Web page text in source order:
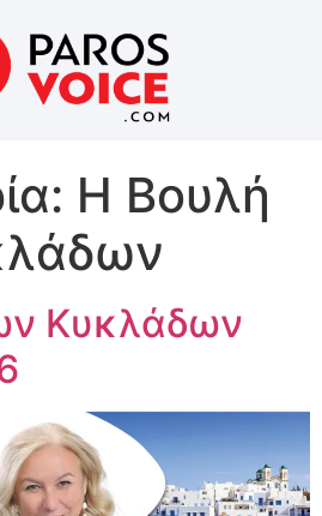
Η Βουλή
Κυκλάδων